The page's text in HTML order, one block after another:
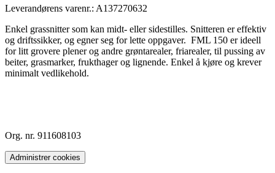
Leverandørens varenr.: A137270632
Enkel grassnitter som kan midt- eller sidestilles. Snitteren er effektiv
og driftssikker, og egner seg for lette oppgaver. FML 150 er ideell
for litt grovere plener og andre grøntarealer, friarealer, til pussing av
beiter, grasmarker, frukthager og lignende. Enkel å kjøre og krever
minimalt vedlikehold.
Org. nr. 911608103
Administrer cookies